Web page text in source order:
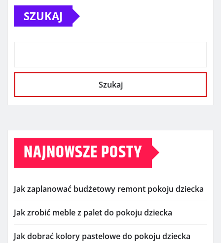
SZUKAJ
Szukaj
NAJNOWSZE POSTY
Jak zaplanować budżetowy remont pokoju dziecka
Jak zrobić meble z palet do pokoju dziecka
Jak dobrać kolory pastelowe do pokoju dziecka